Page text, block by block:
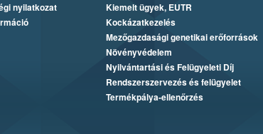
nyilatkozat
Kiemelt ügyek, EUTR
Kockázatkezelés
Mezőgazdasági genetikai erőforrások
Növényvédelem
Nyilvántartási és Felügyeleti Díj
Rendszerszervezés és felügyelet
Termékpálya-ellenőrzés